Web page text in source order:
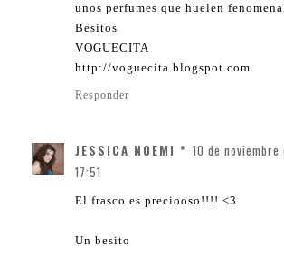
unos perfumes que huelen
Besitos
VOGUECITA
http://voguecita.blogspot.com
Responder
JESSICA NOEMI * 10 de
17:51
El frasco es preciooso!!!! <3
Un besito